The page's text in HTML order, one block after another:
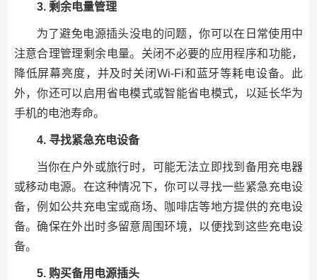
3. 剩余电量管理
为了避免电源插头没电的问题，你可以在日常使用中
注意合理管理剩余电量。关闭不必要的应用程序和功能，
降低屏幕亮度，并及时关闭Wi-Fi和蓝牙等耗电设备。此
外，你还可以启用省电模式或智能省电模式，以延长华为
手机的电池寿命。
4. 寻找紧急充电设备
当你在户外或旅行时，可能无法立即找到备用充电器
或移动电源。在这种情况下，你可以寻找一些紧急充电设
备，例如公共充电宝或商场、咖啡店等地方提供的充电设
备。确保在外出时多留意周围环境，以便找到这些充电设
备。
5. 购买备用电源插头